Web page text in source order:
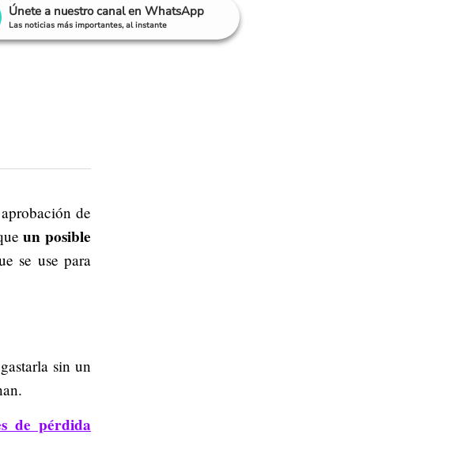
Únete a nuestro canal en WhatsApp
Las noticias más importantes, al instante
de
un posible
se use para
sin un
de pérdida